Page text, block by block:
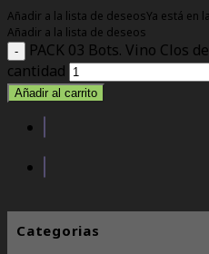
Añadir a la lista de deseosYa está en
Añadir a la lista de deseos
PACK 03 Bots. Vino Clos
cantidad
Añadir al carrito
Categorias